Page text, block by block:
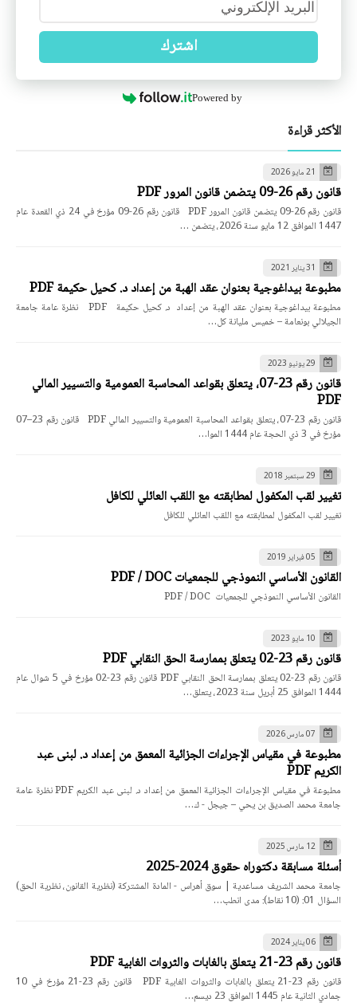
اشترك
Powered by
الأكثر قراءة
21 مايو 2026
قانون رقم 26-09 يتضمن قانون المرور PDF
قانون رقم 26-09 يتضمن قانون المرور PDF قانون رقم 26-09 مؤرخ في 24 ذي القعدة عام
1447 الموافق 12 مايو سنة 2026، يتضمن …
31 يناير 2021
مطبوعة بيداغوجية بعنوان عقد الهبة من إعداد د. كحيل حكيمة PDF
مطبوعة بيداغوجية بعنوان عقد الهبة من إعداد د. كحيل حكيمة PDF نظرة عامة جامعة
الجيلالي بونعامة – خميس مليانة كل…
29 يونيو 2023
قانون رقم 23-07، يتعلق بقواعد المحاسبة العمومية والتسيير المالي
PDF
قانون رقم 23-07، يتعلق بقواعد المحاسبة العمومية والتسيير المالي PDF قانون رقم 23–07
مؤرخ في 3 ذي الحجة عام 1444 الموا…
29 سبتمبر 2018
تغيير لقب المكفول لمطابقته مع اللقب العائلي للكافل
تغيير لقب المكفول لمطابقته مع اللقب العائلي للكافل
05 فبراير 2019
القانون الأساسي النموذجي للجمعيات PDF / DOC
القانون الأساسي النموذجي للجمعيات PDF / DOC
10 مايو 2023
قانون رقم 23-02 يتعلق بممارسة الحق النقابي PDF
قانون رقم 23-02 يتعلق بممارسة الحق النقابي PDF قانون رقم 23-02 مؤرخ في 5 شوال عام
1444 الموافق 25 أبريل سنة 2023، يتعلق…
07 مارس 2026
مطبوعة في مقياس الإجراءات الجزائية المعمق من إعداد د. لبنى عبد
الكريم PDF
مطبوعة في مقياس الإجراءات الجزائية المعمق من إعداد د. لبنى عبد الكريم PDF نظرة عامة
جامعة محمد الصديق بن يحي – جيجل - ك…
12 مارس 2025
أسئلة مسابقة دكتوراه حقوق 2024-2025
جامعة محمد الشريف مساعدية | سوق أهراس - المادة المشتركة (نظرية القانون، نظرية الحق)
السؤال 01: (10 نقاط): مدى انطب…
06 يناير 2024
قانون رقم 23-21 يتعلق بالغابات والثروات الغابية PDF
قانون رقم 23-21 يتعلق بالغابات والثروات الغابية PDF قانون رقم 23-21 مؤرخ في 10
جمادي الثانية عام 1445 الموافق 23 ديسم…